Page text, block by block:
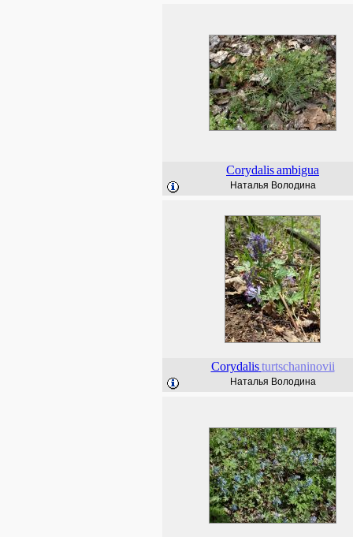
Corydalisambigua
Наталья Володина
Corydalis turtschaninovii
Наталья Володина